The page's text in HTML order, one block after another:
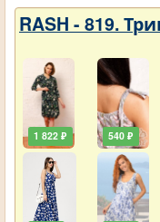
RASH - 819.
1 822 ₽ 540 ₽